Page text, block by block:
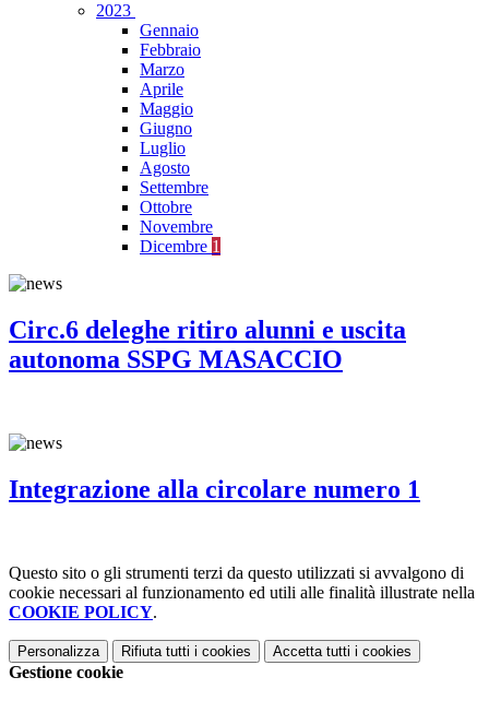
2023
Gennaio
Febbraio
Marzo
Aprile
Maggio
Giugno
Luglio
Agosto
Settembre
Ottobre
Novembre
Dicembre 1
Circ.6 deleghe ritiro alunni e uscita
autonoma SSPG MASACCIO
Integrazione alla circolare numero 1
Questo sito o gli strumenti terzi da questo utilizzati si avvalgono di
cookie necessari al funzionamento ed utili alle finalità illustrate nella
COOKIE POLICY.
Personalizza Rifiuta tutti i cookies Accetta tutti i cookies
Gestione cookie